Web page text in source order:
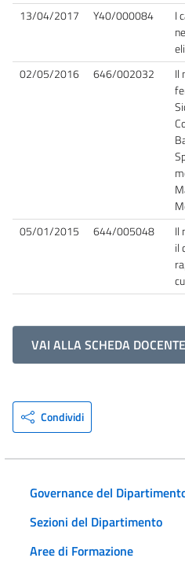
13/04/2017 Y40/000084
I
02/05/2016 646/002032
Il
05/01/2015 644/005048
Il
il
VAI ALLA SCHEDA DOCENTE
Condividi
Governance del
Sezioni del Dipartimento
Aree di Formazione